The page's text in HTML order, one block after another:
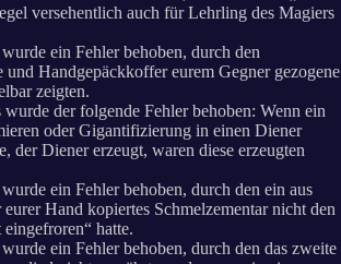
versehentlich auch für Lehrling des Magiers
ein Fehler behoben, durch den
und Handgepäckkoffer eurem Gegner gezogene
zeigten.
der folgende Fehler behoben: Wenn ein
oder Gigantifizierung in einen Diener
der Diener erzeugt, waren diese erzeugten
ein Fehler behoben, durch den ein aus
Hand kopiertes Schmelzementar nicht den
hatte.
ein Fehler behoben, durch den das zweite